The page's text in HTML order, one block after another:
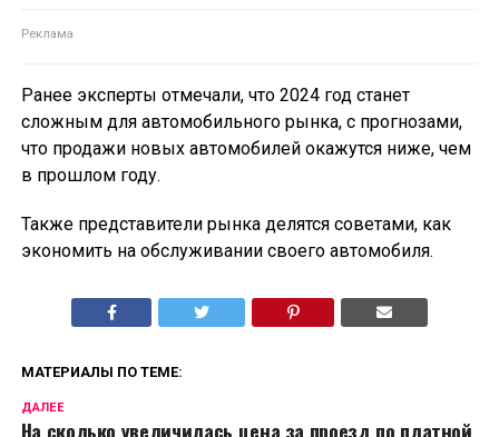
Ранее эксперты отмечали, что 2024 год станет
сложным для автомобильного рынка, с прогнозами,
что продажи новых автомобилей окажутся ниже, чем
в прошлом году.
Также представители рынка делятся советами, как
экономить на обслуживании своего автомобиля.
МАТЕРИАЛЫ ПО ТЕМЕ:
ДАЛЕЕ
На сколько увеличилась цена за проезд по платной